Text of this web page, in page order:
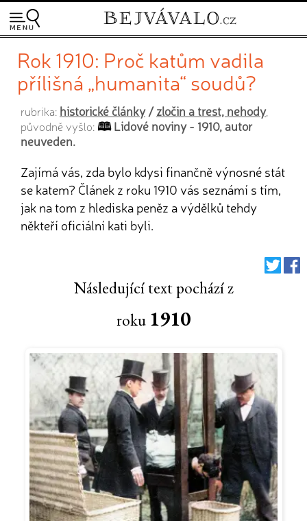
Rok 1910: Proč katům vadila
přílišná „humanita“ soudů?
rubrika: historické články/zločin a trest, nehody,
původně vyšlo:
Lidové noviny - 1910, autor
neuveden.
Zajímá vás, zda bylo kdysi finančně výnosné stát
se katem? Článek z roku 1910 vás seznámí s tím,
jak na tom z hlediska peněz a výdělků tehdy
někteří oficiální kati byli.
Následující text pochází z
roku 1910